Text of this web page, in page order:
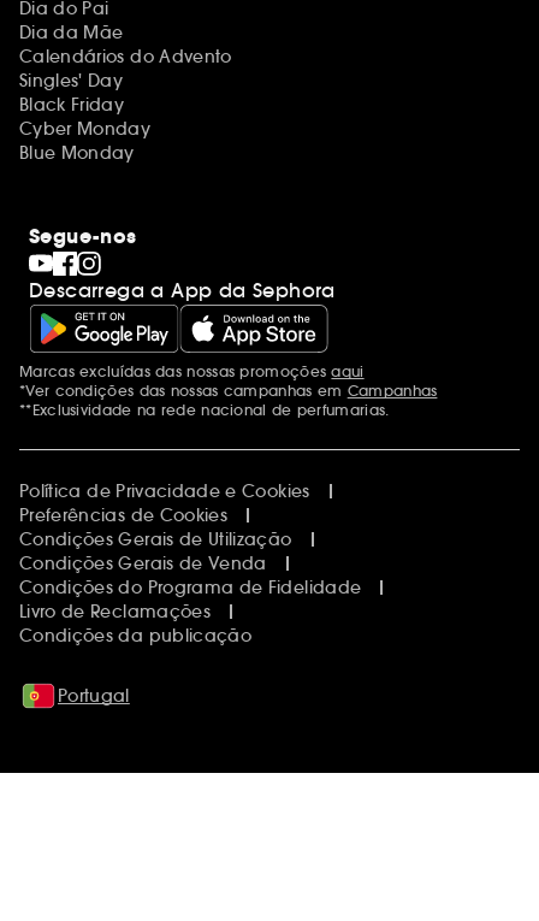
Dia do Pai
Dia da Mãe
Calendários do Advento
Singles' Day
Black Friday
Cyber Monday
Blue Monday
Segue-nos
Descarrega a App da Sephora
Menções adicionais
Marcas excluídas das nossas promoçõesaqui
*Ver condições das nossas campanhas em Campanhas
**Exclusividade na rede nacional de perfumarias.
Política de Privacidade e Cookies
Preferências de Cookies
Condições Gerais de Utilização
Condições Gerais de Venda
Condições do Programa de Fidelidade
Livro de Reclamações
Condições da publicação
Portugal